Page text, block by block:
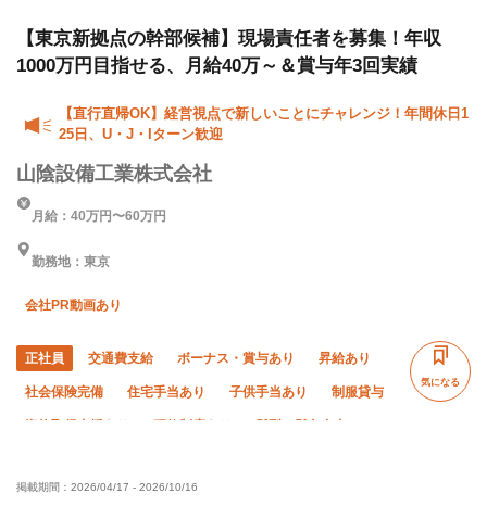
【東京新拠点の幹部候補】現場責任者を募集！年収
1000万円目指せる、月給40万～＆賞与年3回実績
【直行直帰OK】経営視点で新しいことにチャレンジ！年間休日1
25日、U・J・Iターン歓迎
山陰設備工業株式会社
月給：40万円〜60万円
勤務地：東京
会社PR動画あり
正社員 交通費支給 ボーナス・賞与あり 昇給あり
社会保険完備 住宅手当あり 子供手当あり 制服貸与
資格取得支援あり 研修制度あり 髪型・髪色自由
有資格者優遇 女性活躍中
気になる
掲載期間： 2026/04/17 - 2026/10/16